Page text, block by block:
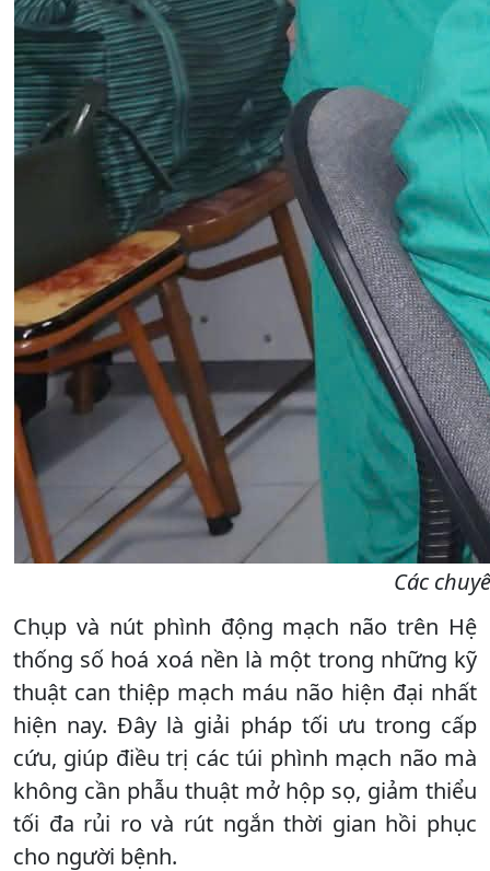
Các
Chụp và nút phình động mạch não trên Hệ
thống số hoá xoá nền là một trong những kỹ
thuật can thiệp mạch máu não hiện đại nhất
hiện nay. Đây là giải pháp tối ưu trong cấp
cứu, giúp điều trị các túi phình mạch não mà
không cần phẫu thuật mở hộp sọ, giảm thiểu
tối đa rủi ro và rút ngắn thời gian hồi phục
cho người bệnh.